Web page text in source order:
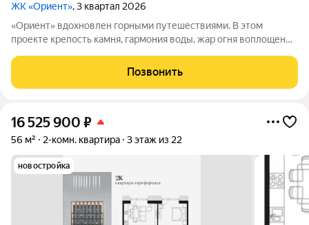
ЖК «Ориент», 3 квартал 2026
«Ориент» вдохновлен горными путешествиями. В этом
проекте крепость камня, гармония воды, жар огня воплощены
технологиями. Здесь вы получите повседневность,
наполненную яркими моментами и приятной
Позвонить
16 525 900 ₽
56 м² 2-комн. квартира 3 этаж из 22
новостройка